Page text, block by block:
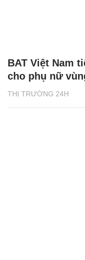
THỊ TRƯỜNG 24H
BAT Việt Nam
cho phụ nữ